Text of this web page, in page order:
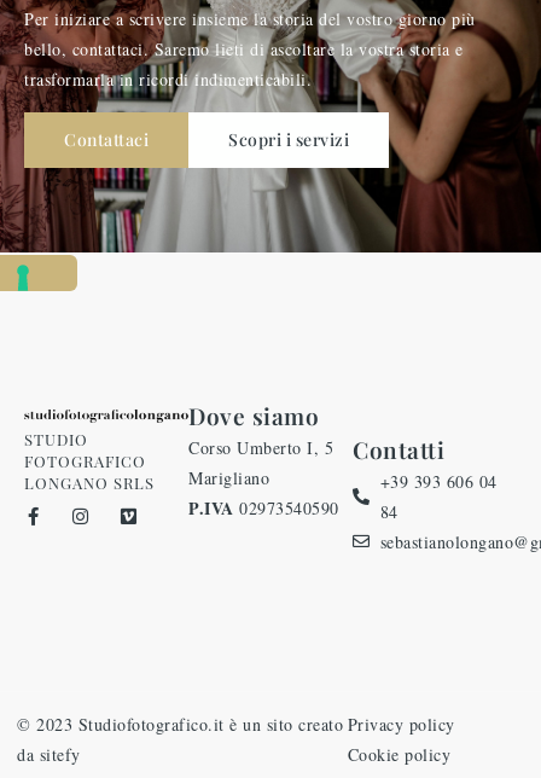
Per iniziare a scrivere insieme la storia del vostro giorno più
bello, contattaci. Saremo lieti di ascoltare la vostra storia e
trasformarla in ricordi indimenticabili.
Contattaci Scopri i servizi
STUDIO
FOTOGRAFICO
LONGANO SRLS
Dove siamo
Corso Umberto I, 5
Marigliano
P.IVA 02973540590
Contatti
+39 393 606 04
84
© 2023 Studiofotografico.it è un sito creato
da sitefy
Privacy policy
Cookie policy